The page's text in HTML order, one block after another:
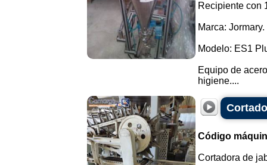
Recipiente con
Marca: Jormary.
Modelo: ES1
Equipo de
higiene....
Código
Cortadora de